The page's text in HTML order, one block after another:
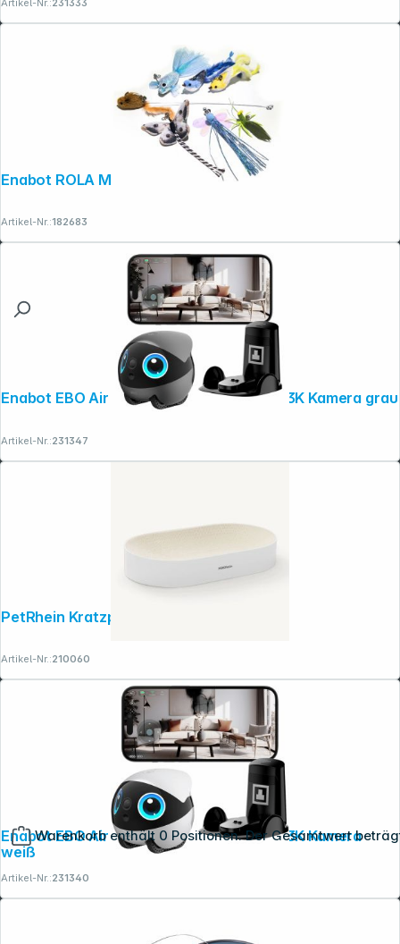
Warenkorb enthält 0 Positionen. Der Gesamtwert
Artikel-Nr.:231333
Enabot ROLA Mini Cat Teaser
Artikel-Nr.:182683
Enabot EBO Air 2 Plus Haustier- roboter 3K Kamera grau
Artikel-Nr.:231347
Artikel-Nr.:210060
Enabot EBO Air 2 Plus Haustier- roboter 3K Kamera
weiß
Artikel-Nr.:231340